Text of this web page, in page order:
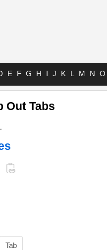
E F G H I J K L M N O
Out Tabs
Tab